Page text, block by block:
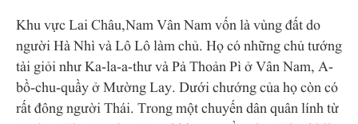
Khu vực Lai Châu,Nam Vân Nam vốn là vùng đất do
người Hà Nhì và Lô Lô làm chủ. Họ có những chủ tướng
tài giỏi như Ka-la-a-thư và Pả Thoản Pì ở Vân Nam, A-
bồ-chu-quầy ở Mường Lay. Dưới chướng của họ còn có
rất đông người Thái. Trong một chuyến dân quân lính từ